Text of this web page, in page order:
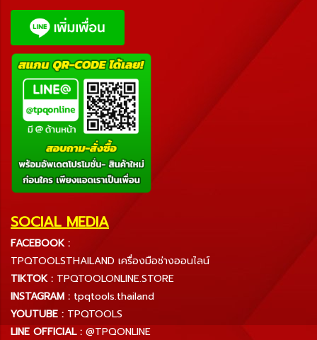
SOCIAL MEDIA
FACEBOOK :
TPQTOOLSTHAILAND เครื่องมือช่างออนไลน์
TIKTOK : TPQTOOLONLINE.STORE
INSTAGRAM : tpqtools.thailand
YOUTUBE : TPQTOOLS
LINE OFFICIAL : @TPQONLINE